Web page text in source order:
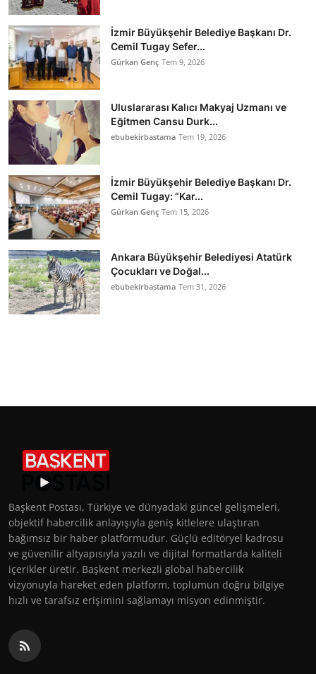
İzmir Büyükşehir Belediye Başkanı Dr.
Cemil Tugay Sefer...
Gürkan Genç Tem 9, 2026
Uluslararası Kalıcı Makyaj Uzmanı ve
Eğitmen Cansu Durk...
ebubekirbastama Tem 19, 2026
İzmir Büyükşehir Belediye Başkanı Dr.
Cemil Tugay: “Kar...
Gürkan Genç Tem 15, 2026
Ankara Büyükşehir Belediyesi Atatürk
Çocukları ve Doğal...
ebubekirbastama Tem 31, 2026
Başkent Postası, Türkiye ve dünyadaki güncel gelişmeleri,
objektif habercilik anlayışıyla geniş kitlelere ulaştıran
bağımsız bir haber platformudur. Güçlü editöryel kadrosu
ve güvenilir altyapısıyla yazılı ve dijital formatlarda kaliteli
içerikler üretir. Başkent merkezli global habercilik
vizyonuyla hareket eden platform, toplumun doğru bilgiye
hızlı ve tarafsız erişimini sağlamayı misyon edinmiştir.